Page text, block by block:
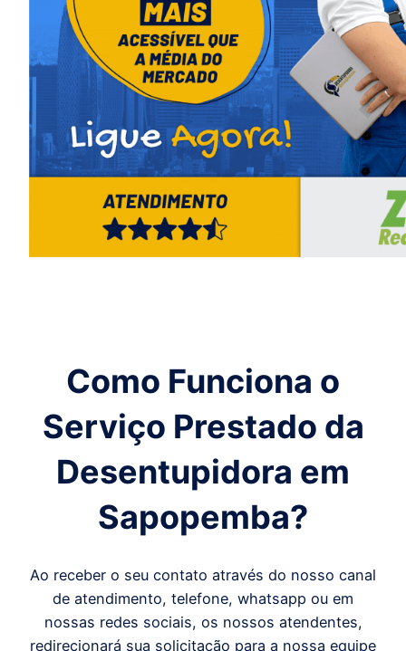
Como Funciona o
Serviço Prestado da
Desentupidora em
Sapopemba?
Ao receber o seu contato através do nosso canal
de atendimento, telefone, whatsapp ou em
nossas redes sociais, os nossos atendentes,
redirecionará sua solicitação para a nossa equipe